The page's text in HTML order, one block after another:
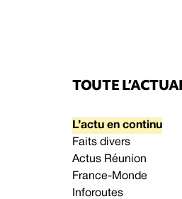
TOUTE
L’actu en continu
Faits divers
Actus Réunion
France-Monde
Inforoutes